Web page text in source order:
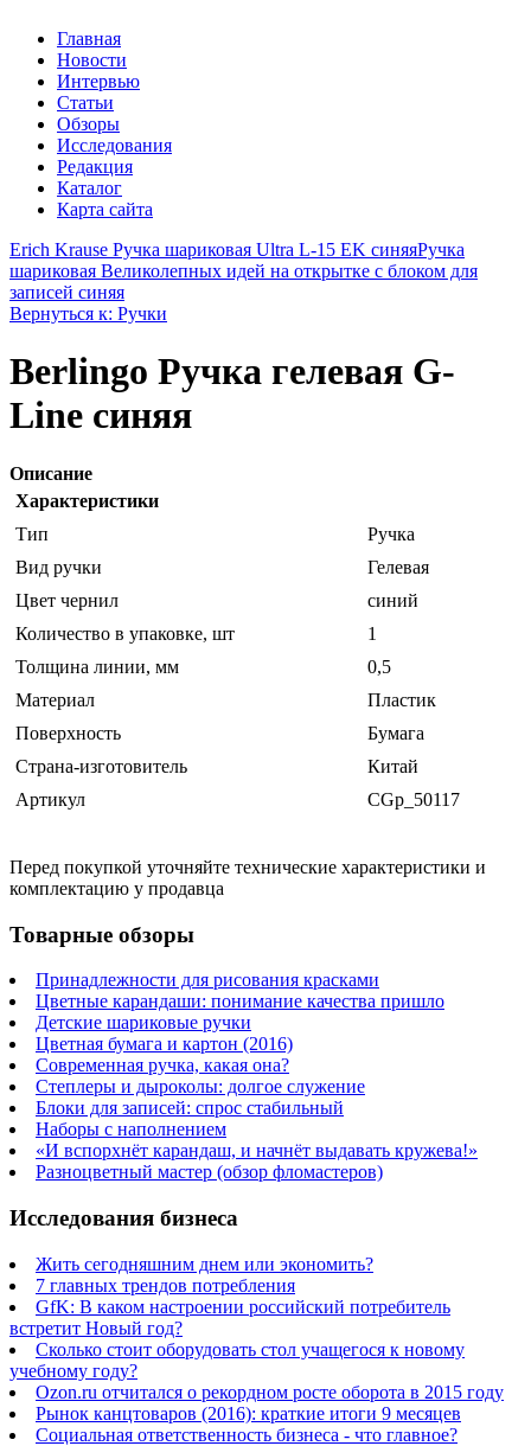
Главная
Новости
Интервью
Статьи
Обзоры
Исследования
Редакция
Каталог
Карта сайта
Erich Krause Ручка шариковая Ultra L-15 EK синяяРучка
шариковая Великолепных идей на открытке с блоком для
записей синяя
Вернуться к: Ручки
Berlingo Ручка гелевая G-
Line синяя
Описание
Характеристики
Тип
Ручка
Вид ручки
Гелевая
Цвет чернил
синий
Количество в упаковке, шт
1
Толщина линии, мм
0,5
Материал
Пластик
Поверхность
Бумага
Страна-изготовитель
Китай
Артикул
CGp_50117
Перед покупкой уточняйте технические характеристики и
комплектацию у продавца
Товарные обзоры
Принадлежности для рисования красками
Цветные карандаши: понимание качества пришло
Детские шариковые ручки
Цветная бумага и картон (2016)
Современная ручка, какая она?
Степлеры и дыроколы: долгое служение
Блоки для записей: спрос стабильный
Наборы с наполнением
«И вспорхнёт карандаш, и начнёт выдавать кружева!»
Разноцветный мастер (обзор фломастеров)
Исследования бизнеса
Жить сегодняшним днем или экономить?
7 главных трендов потребления
GfK: В каком настроении российский потребитель
встретит Новый год?
Сколько стоит оборудовать стол учащегося к новому
учебному году?
Ozon.ru отчитался о рекордном росте оборота в 2015 году
Рынок канцтоваров (2016): краткие итоги 9 месяцев
Социальная ответственность бизнеса - что главное?